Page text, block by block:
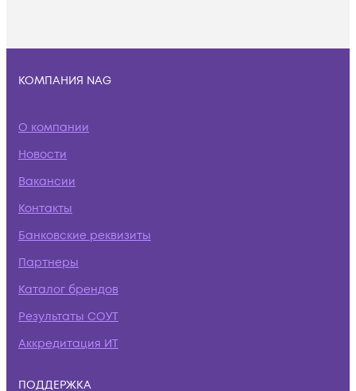
КОМПАНИЯ NAG
О компании
Новости
Вакансии
Контакты
Банковские реквизиты
Партнеры
Каталог брендов
Результаты СОУТ
Аккредитация ИТ
ПОДДЕРЖКА